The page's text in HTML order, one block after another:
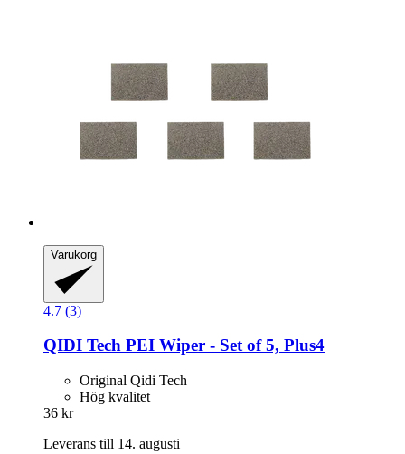
Varukorg
4.7 (3)
QIDI Tech PEI Wiper -​ Set of 5, Plus4
Original Qidi Tech
Hög kvalitet
36 kr
Leverans till 14. augusti